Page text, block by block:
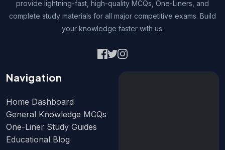
provide lightning-fast, high-quality MCQs, One-Liners, and
complete study materials for all major competitive exams. Build
your knowledge faster with us.
Navigation
Home Dashboard
General Knowledge MCQs
One-Liner Study Guides
Educational Blog